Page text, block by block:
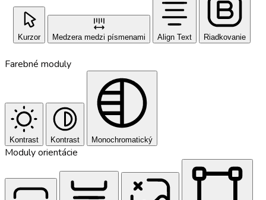
Kurzor Medzera medzi písmenami Align Text Riadkovanie
Farebné moduly
Kontrast Kontrast Monochromatický
Moduly orientácie